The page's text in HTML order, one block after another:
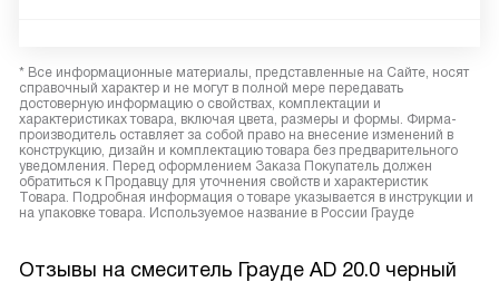
* Все информационные материалы, представленные на Сайте, носят
справочный характер и не могут в полной мере передавать
достоверную информацию о свойствах, комплектации и
характеристиках товара, включая цвета, размеры и формы. Фирма-
производитель оставляет за собой право на внесение изменений в
конструкцию, дизайн и комплектацию товара без предварительного
уведомления. Перед оформлением Заказа Покупатель должен
обратиться к Продавцу для уточнения свойств и характеристик
Товара. Подробная информация о товаре указывается в инструкции и
на упаковке товара. Используемое название в России Грауде
Отзывы на смеситель Грауде AD 20.0 черный